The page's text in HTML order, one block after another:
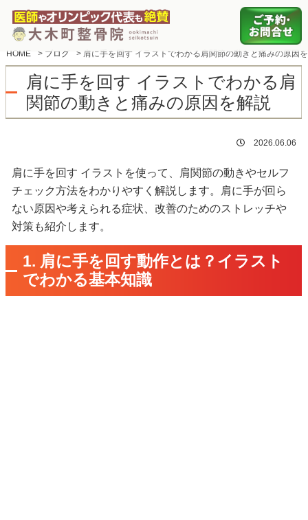
HOME > ブログ > 肩に手を回す イラストでわかる肩関節の動きと痛みの原因
肩に手を回す イラストでわかる肩
関節の動きと痛みの原因を解説
2026.06.06
肩に手を回す イラストを使って、肩関節の動きやセルフ
チェック方法をわかりやすく解説します。肩に手が回ら
ない原因や考えられる症状、改善のためのストレッチや
対策も紹介します。
1. 肩に手を回す動作とは？イラスト
でわかる基本知識